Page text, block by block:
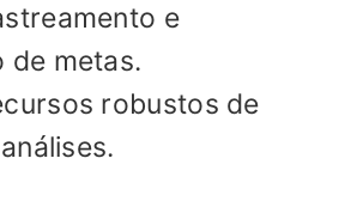
e
de metas.
robustos de